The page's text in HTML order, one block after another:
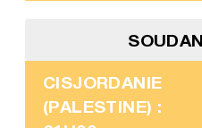
CISJORDANIE
(PALESTINE) :